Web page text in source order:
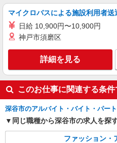
アルバイト パート 契約社員
Ace Bags ＆ Luggage
［アルバイ
円〜（経験者は時給
り優遇します。
埼玉県深谷
ム・アウトレッ
アルバイト 契約社員
マイクロバスによる施設利用者送
日給 10,900円〜10,900円
神戸市須磨区
詳細を見る
このお仕事に関連する条件
深谷市のアルバイト・バイト・パー
同じ職種から深谷市の求人を探
ファッション・